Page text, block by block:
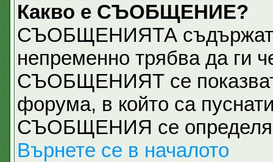
Какво е СЪОБЩЕНИЕ?
СЪОБЩЕНИЯТА съдържат
непременно трябва да ги
СЪОБЩЕНИЯТ се показват
форума, в който са
СЪОБЩЕНИЯ се определя
Върнете се в началото